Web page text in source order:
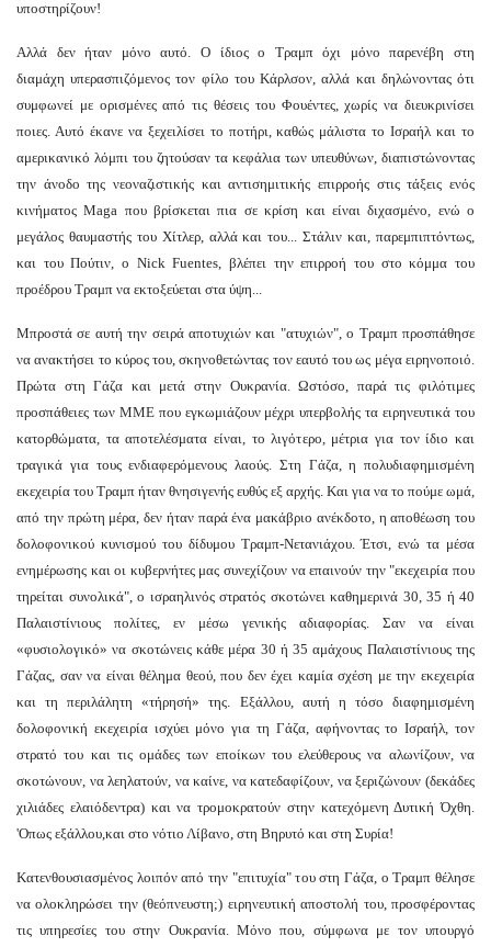
υποστηρίζουν!
Αλλά δεν ήταν μόνο αυτό. Ο ίδιος ο Τραμπ όχι μόνο παρενέβη στη
διαμάχη υπερασπιζόμενος τον φίλο του Κάρλσον, αλλά και δηλώνοντας ότι
συμφωνεί με ορισμένες από τις θέσεις του Φουέντες, χωρίς να διευκρινίσει
ποιες. Αυτό έκανε να ξεχειλίσει το ποτήρι, καθώς μάλιστα το Ισραήλ και το
αμερικανικό λόμπι του ζητούσαν τα κεφάλια των υπευθύνων, διαπιστώνοντας
την άνοδο της νεοναζιστικής και αντισημιτικής επιρροής στις τάξεις ενός
κινήματος Maga που βρίσκεται πια σε κρίση και είναι διχασμένο, ενώ ο
μεγάλος θαυμαστής του Χίτλερ, αλλά και του... Στάλιν και, παρεμπιπτόντως,
και του Πούτιν, ο Nick Fuentes, βλέπει την επιρροή του στο κόμμα του
προέδρου Τραμπ να εκτοξεύεται στα ύψη...
Μπροστά σε αυτή την σειρά αποτυχιών και "ατυχιών", ο Τραμπ προσπάθησε
να ανακτήσει το κύρος του, σκηνοθετώντας τον εαυτό του ως μέγα ειρηνοποιό.
Πρώτα στη Γάζα και μετά στην Ουκρανία. Ωστόσο, παρά τις φιλότιμες
προσπάθειες των ΜΜΕ που εγκωμιάζουν μέχρι υπερβολής τα ειρηνευτικά του
κατορθώματα, τα αποτελέσματα είναι, το λιγότερο, μέτρια για τον ίδιο και
τραγικά για τους ενδιαφερόμενους λαούς. Στη Γάζα, η πολυδιαφημισμένη
εκεχειρία του Τραμπ ήταν θνησιγενής ευθύς εξ αρχής. Και για να το πούμε ωμά,
από την πρώτη μέρα, δεν ήταν παρά ένα μακάβριο ανέκδοτο, η αποθέωση του
δολοφονικού κυνισμού του δίδυμου Τραμπ-Νετανιάχου. Έτσι, ενώ τα μέσα
ενημέρωσης και οι κυβερνήτες μας συνεχίζουν να επαινούν την "εκεχειρία που
τηρείται συνολικά", ο ισραηλινός στρατός σκοτώνει καθημερινά 30, 35 ή 40
Παλαιστίνιους πολίτες, εν μέσω γενικής αδιαφορίας. Σαν να είναι
«φυσιολογικό» να σκοτώνεις κάθε μέρα 30 ή 35 αμάχους Παλαιστίνιους της
Γάζας, σαν να είναι θέλημα θεού, που δεν έχει καμία σχέση με την εκεχειρία
και τη περιλάλητη «τήρησή» της. Εξάλλου, αυτή η τόσο διαφημισμένη
δολοφονική εκεχειρία ισχύει μόνο για τη Γάζα, αφήνοντας το Ισραήλ, τον
στρατό του και τις ομάδες των εποίκων του ελεύθερους να αλωνίζουν, να
σκοτώνουν, να λεηλατούν, να καίνε, να κατεδαφίζουν, να ξεριζώνουν (δεκάδες
χιλιάδες ελαιόδεντρα) και να τρομοκρατούν στην κατεχόμενη Δυτική Όχθη.
'Οπως εξάλλου,και στο νότιο Λίβανο, στη Βηρυτό και στη Συρία!
Κατενθουσιασμένος λοιπόν από την "επιτυχία" του στη Γάζα, ο Τραμπ θέλησε
να ολοκληρώσει την (θεόπνευστη;) ειρηνευτική αποστολή του, προσφέροντας
τις υπηρεσίες του στην Ουκρανία. Μόνο που, σύμφωνα με τον υπουργό